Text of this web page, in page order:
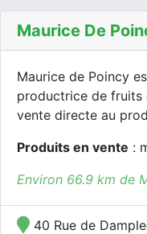
Maurice De
Maurice de Poincy
productrice de fruits
vente directe au
Produits en vente :
Environ 66.9 km de
40 Rue de